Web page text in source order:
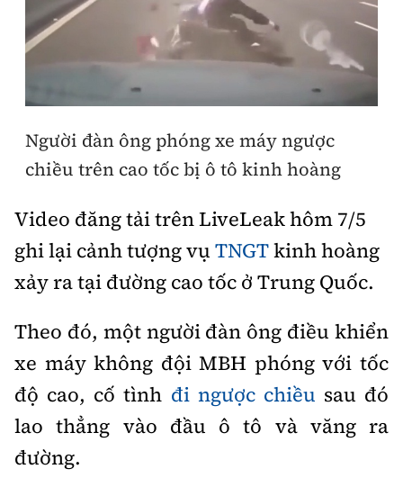
Nhà thầu
Mời thầu - Đấu thầu
Gương sáng giao thông
Âm nhạc
Hậu trường sao
Sản phẩm mới
Thế giới
Thời sự Quốc tế
Hồ sơ tài liệu
Thế giới giao thông
Du lịch
Khám phá
Ẩm thực
Thời sự
Camera giao thông
Câu chuyện giao thông
Giải trí - Thể thao
Cơ quan chủ quản: Bộ Xây dựng
Tòa soạn: Số 2 Nguyễn Công Hoan, phường Giảng Võ,
Hà Nội.
Tổng biên tập: Nguyễn Thị Hồng Nga
Phó Tổng biên tập:
Nguyễn Đức Thắng, La Đức Hùng
Người đàn ông phóng xe máy ngược
chiều trên cao tốc bị ô tô kinh hoàng
Video đăng tải trên LiveLeak hôm 7/5
ghi lại cảnh tượng vụ TNGTkinh hoàng
xảy ra tại đường cao tốc ở Trung Quốc.
Theo đó, một người đàn ông điều khiển
xe máy không đội MBH phóng với tốc
độ cao, cố tình đi ngược chiều sau đó
lao thẳng vào đầu ô tô và văng ra
đường.